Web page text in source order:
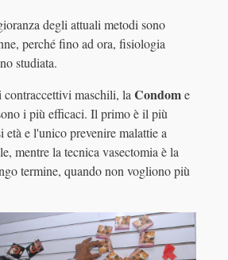
degli attuali metodi sono
perché fino ad ora, fisiologia
studiata.
maschili, la Condome
i più efficaci. Il primo è il più
età e l'unico prevenire malattie a
mentre la tecnica vasectomia è la
termine, quando non vogliono più